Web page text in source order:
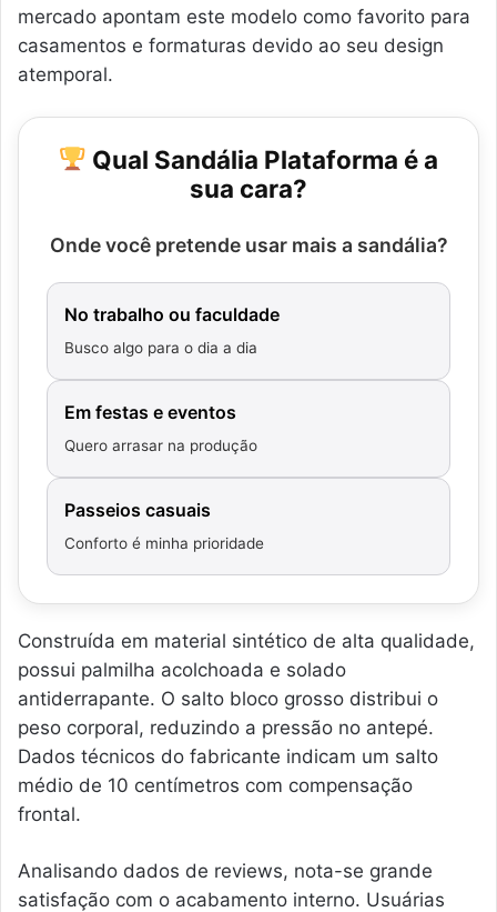
mercado apontam este modelo como favorito para
casamentos e formaturas devido ao seu design
atemporal.
Qual Sandália Plataforma é a
sua cara?
Onde você pretende usar mais a sandália?
No trabalho ou faculdade
Busco algo para o dia a dia
Em festas e eventos
Quero arrasar na produção
Passeios casuais
Conforto é minha prioridade
Construída em material sintético de alta qualidade,
possui palmilha acolchoada e solado
antiderrapante. O salto bloco grosso distribui o
peso corporal, reduzindo a pressão no antepé.
Dados técnicos do fabricante indicam um salto
médio de 10 centímetros com compensação
frontal.
Analisando dados de reviews, nota-se grande
satisfação com o acabamento interno. Usuárias